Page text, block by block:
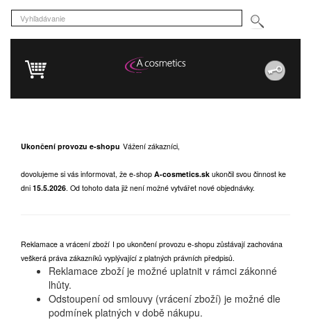
Ukončení provozu e-shopu Vážení zákazníci,
dovolujeme si vás informovat, že e-shop A-cosmetics.sk ukončil svou činnost ke
dni 15.5.2026. Od tohoto data již není možné vytvářet nové objednávky.
Reklamace a vrácení zboží I po ukončení provozu e-shopu zůstávají zachována
veškerá práva zákazníků vyplývající z platných právních předpisů.
Reklamace zboží je možné uplatnit v rámci zákonné
lhůty.
Odstoupení od smlouvy (vrácení zboží) je možné dle
podmínek platných v době nákupu.